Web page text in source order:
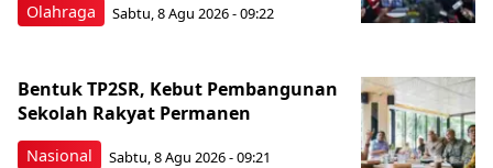
Olahraga Sabtu, 8 Agu 2026 - 09:22
Nasional
Bentuk TP2SR, Kebut Pembangunan
Sekolah Rakyat Permanen
Sabtu, 8 Agu 2026 - 09:21